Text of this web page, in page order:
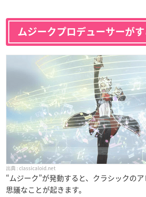
ムジークプロデューサーがす
classicaloid.net
“ムジーク”が発動すると、クラシックの
思議なことが起きます。